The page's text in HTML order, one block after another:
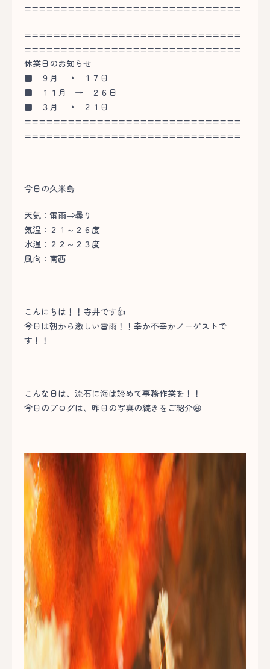
==============================
==============================
==============================
休業日のお知らせ
■ ９月 → １７日
■ １１月 → ２６日
■ ３月 → ２１日
==============================
==============================
今日の久米島
天気：雷雨⇒曇り
気温：２１～２６度
水温：２２～２３度
風向：南西
こんにちは！！寺井です👍
今日は朝から激しい雷雨！！幸か不幸かノーゲストで
す！！
こんな日は、流石に海は諦めて事務作業を！！
今日のブログは、昨日の写真の続きをご紹介😆